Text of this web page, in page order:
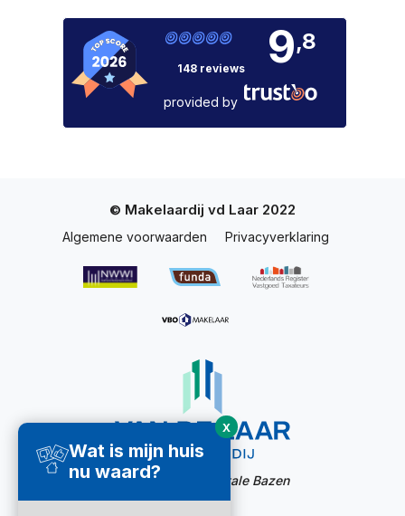
Wat is mijn huis
nu waard?
X
148 reviews 9,8
provided by
© Makelaardij vd Laar 2022
Algemene voorwaarden Privacyverklaring
Website door: Digitale Bazen